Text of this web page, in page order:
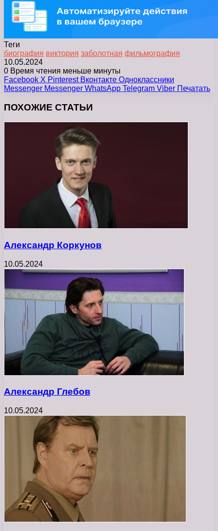
Теги
биография виктория заболотная фильмография
10.05.2024
0 Время чтения меньше минуты
Facebook X Pinterest Вконтакте Одноклассники
Messenger Messenger WhatsApp Telegram Viber Печатать
ПОХОЖИЕ СТАТЬИ
Александр Коркунов
10.05.2024
Александр Глебов
10.05.2024